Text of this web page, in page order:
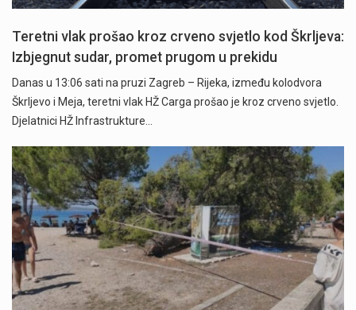
Teretni vlak prošao kroz crveno svjetlo kod Škrljeva:
Izbjegnut sudar, promet prugom u prekidu
Danas u 13:06 sati na pruzi Zagreb – Rijeka, između kolodvora
Škrljevo i Meja, teretni vlak HŽ Carga prošao je kroz crveno svjetlo.
Djelatnici HŽ Infrastrukture…